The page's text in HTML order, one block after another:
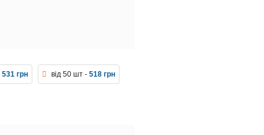
531 грн від 50 шт - 518 грн